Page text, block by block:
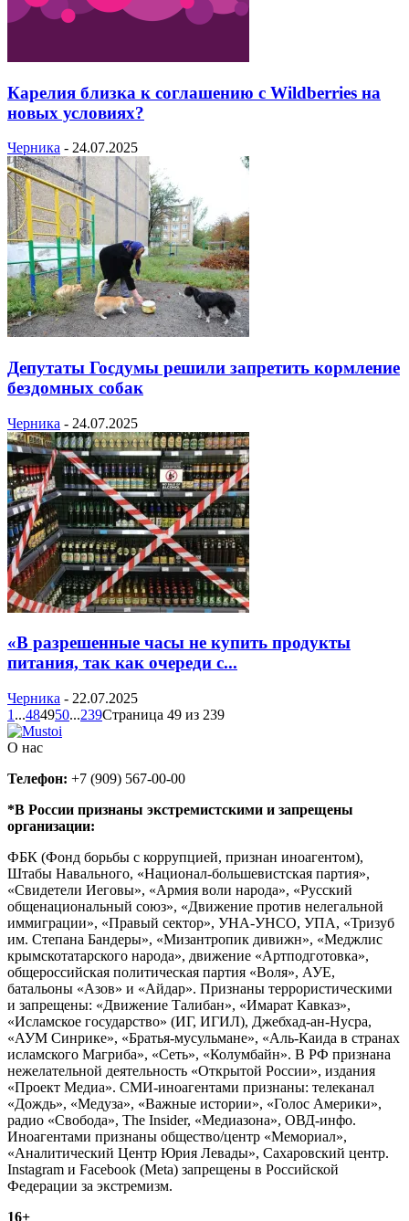
Карелия близка к соглашению с Wildberries на
новых условиях?
Черника - 24.07.2025
Депутаты Госдумы решили запретить кормление
бездомных собак
Черника - 24.07.2025
«В разрешенные часы не купить продукты
питания, так как очереди с...
Черника - 22.07.2025
1 ...484950...239Страница 49 из 239
О нас
Телефон: +7 (909) 567-00-00
*В России признаны экстремистскими и запрещены
организации:
ФБК (Фонд борьбы с коррупцией, признан иноагентом),
Штабы Навального, «Национал-большевистская партия»,
«Свидетели Иеговы», «Армия воли народа», «Русский
общенациональный союз», «Движение против нелегальной
иммиграции», «Правый сектор», УНА-УНСО, УПА, «Тризуб
им. Степана Бандеры», «Мизантропик дивижн», «Меджлис
крымскотатарского народа», движение «Артподготовка»,
общероссийская политическая партия «Воля», АУЕ,
батальоны «Азов» и «Айдар». Признаны террористическими
и запрещены: «Движение Талибан», «Имарат Кавказ»,
«Исламское государство» (ИГ, ИГИЛ), Джебхад-ан-Нусра,
«АУМ Синрике», «Братья-мусульмане», «Аль-Каида в странах
исламского Магриба», «Сеть», «Колумбайн». В РФ признана
нежелательной деятельность «Открытой России», издания
«Проект Медиа». СМИ-иноагентами признаны: телеканал
«Дождь», «Медуза», «Важные истории», «Голос Америки»,
радио «Свобода», The Insider, «Медиазона», ОВД-инфо.
Иноагентами признаны общество/центр «Мемориал»,
«Аналитический Центр Юрия Левады», Сахаровский центр.
Instagram и Facebook (Metа) запрещены в Российской
Федерации за экстремизм.
16+